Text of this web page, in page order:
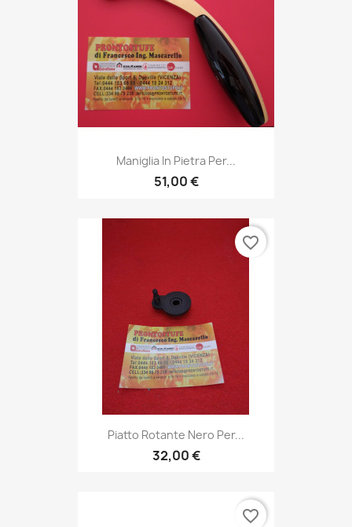
Maniglia In Pietra Per...
51,00 €
Piatto Rotante Nero Per...
32,00 €
favorite_border
favorite_border